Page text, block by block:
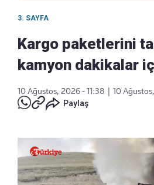
3. SAYFA
Kargo paketlerini
kamyon dakikalar
10 Ağustos, 2026 - 11:38
10
Paylaş